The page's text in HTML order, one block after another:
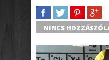
SHARETWEETSHARE
NINCS